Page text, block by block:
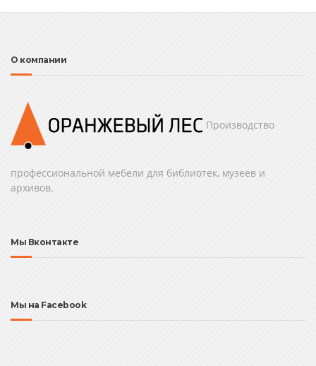
О компании
Производство
профессиональной мебели для библиотек, музеев и
архивов.
Мы Вконтакте
Мы на Facebook